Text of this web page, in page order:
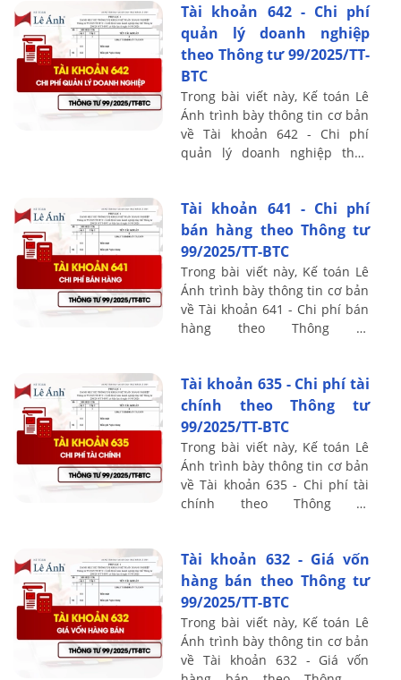
nội dung phản ...
Tài khoản 642 - Chi phí
quản lý doanh nghiệp
theo Thông tư 99/2025/TT-
BTC
Trong bài viết này, Kế toán Lê
Ánh trình bày thông tin cơ bản
về Tài khoản 642 - Chi phí
quản lý doanh nghiệp theo
cấu và ...
Tài khoản 641 - Chi phí
bán hàng theo Thông tư
99/2025/TT-BTC
Trong bài viết này, Kế toán Lê
Ánh trình bày thông tin cơ bản
về Tài khoản 641 - Chi phí bán
hàng theo Thông tư
nội dung phản ...
Tài khoản 635 - Chi phí tài
chính theo Thông tư
99/2025/TT-BTC
Trong bài viết này, Kế toán Lê
Ánh trình bày thông tin cơ bản
về Tài khoản 635 - Chi phí tài
chính theo Thông tư
nội dung ...
Tài khoản 632 - Giá vốn
hàng bán theo Thông tư
99/2025/TT-BTC
Trong bài viết này, Kế toán Lê
Ánh trình bày thông tin cơ bản
về Tài khoản 632 - Giá vốn